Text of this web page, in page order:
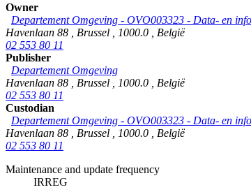
Owner
Departement Omgeving - OVO003323 - Data- en
Havenlaan 88
Brussel 1000.0
België
02 553 80 11
Publisher
Departement Omgeving
Havenlaan 88
Brussel 1000.0
België
02 553 80 11
Custodian
Departement Omgeving - OVO003323 - Data- en
Havenlaan 88
Brussel 1000.0
België
02 553 80 11
Maintenance and update frequency
IRREG